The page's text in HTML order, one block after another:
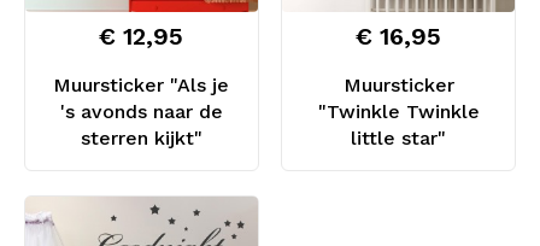
Muursticker "Als je
's avonds naar de
sterren kijkt"
€ 12,95
Muursticker
"Twinkle Twinkle
little star"
€ 16,95